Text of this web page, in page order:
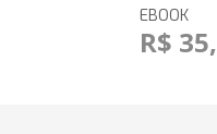
EBOOK
R$